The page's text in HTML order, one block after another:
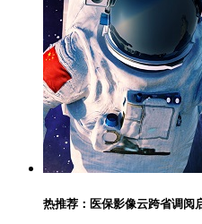
热推荐：医保影像云跨省调阅